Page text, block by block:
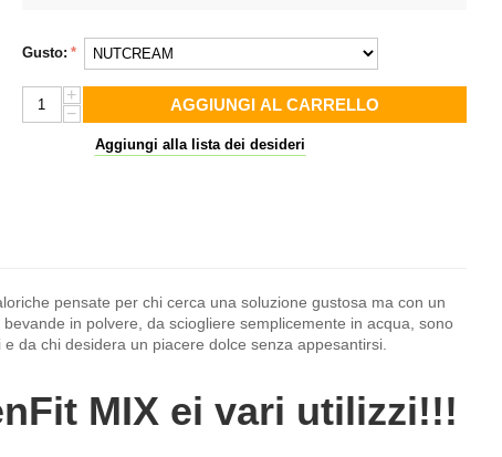
Gusto:
+
−
AGGIUNGI AL CARRELLO
Aggiungi alla lista dei desideri
pensate per chi cerca una soluzione gustosa ma con un
in polvere, da sciogliere semplicemente in acqua, sono
da chi desidera un piacere dolce senza appesantirsi.
MIX ei vari utilizzi!!!